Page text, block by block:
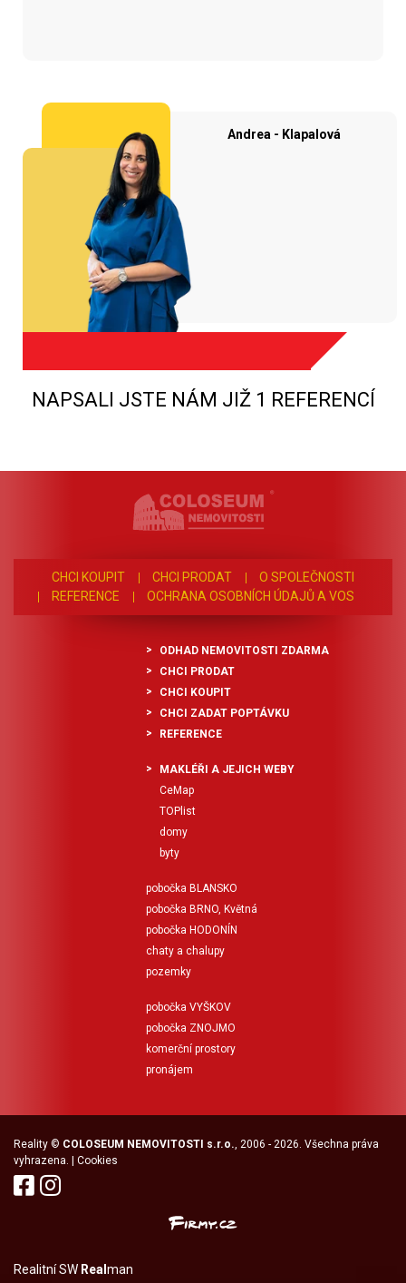
Andrea - Klapalová
NAPSALI JSTE NÁM JIŽ 1 REFERENCÍ
CHCI KOUPIT CHCI PRODAT
O SPOLEČNOSTI
REFERENCE
OCHRANA OSOBNÍCH ÚDAJŮ A VOS
ODHAD NEMOVITOSTI ZDARMA
CHCI PRODAT
CHCI KOUPIT
CHCI ZADAT POPTÁVKU
REFERENCE
MAKLÉŘI A JEJICH WEBY
CeMap
TOPlist
domy
byty
pobočka BLANSKO
pobočka BRNO, Květná
pobočka HODONÍN
chaty a chalupy
pozemky
pobočka VYŠKOV
pobočka ZNOJMO
komerční prostory
pronájem
Reality © COLOSEUM NEMOVITOSTI s.r.o. , 2006 - 2026. Všechna práva
vyhrazena. | Cookies
Realitní SW Real man